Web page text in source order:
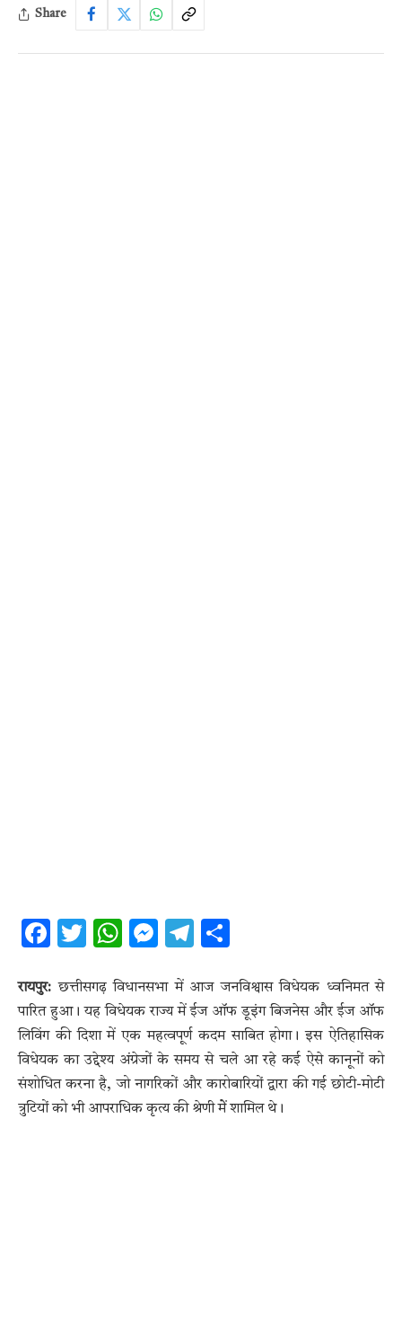
Share
Facebook
Twitter
WhatsApp
Messenger
Telegram
रायपुर: छत्तीसगढ़ विधानसभा में आज जनविश्वास विधेयक ध्वनिमत से
पारित हुआ। यह विधेयक राज्य में ईज ऑफ डूइंग बिजनेस और ईज ऑफ
लिविंग की दिशा में एक महत्वपूर्ण कदम साबित होगा। इस ऐतिहासिक
विधेयक का उद्देश्य अंग्रेजों के समय से चले आ रहे कई ऐसे कानूनों को
संशोधित करना है, जो नागरिकों और कारोबारियों द्वारा की गई छोटी-मोटी
त्रुटियों को भी आपराधिक कृत्य की श्रेणी मेें शामिल थे।